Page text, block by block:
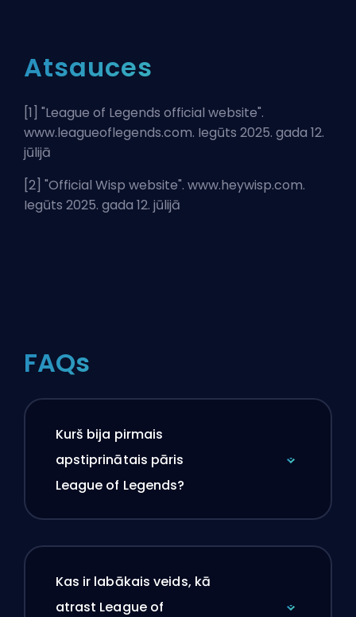
Atsauces
[1] "League of Legends official website".
www.leagueoflegends.com. Iegūts 2025. gada 12.
jūlijā
[2] "Official Wisp website". www.heywisp.com.
Iegūts 2025. gada 12. jūlijā
FAQs
Kurš bija pirmais
apstiprinātais pāris
League of Legends?
Kas ir labākais veids, kā
atrast League of